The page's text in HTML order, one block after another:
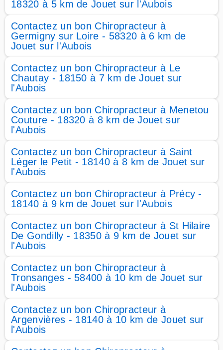
18320 à 5 km de Jouet sur l'Aubois
Contactez un bon Chiropracteur à
Germigny sur Loire - 58320 à 6 km de
Jouet sur l'Aubois
Contactez un bon Chiropracteur à Le
Chautay - 18150 à 7 km de Jouet sur
l'Aubois
Contactez un bon Chiropracteur à Menetou
Couture - 18320 à 8 km de Jouet sur
l'Aubois
Contactez un bon Chiropracteur à Saint
Léger le Petit - 18140 à 8 km de Jouet sur
l'Aubois
Contactez un bon Chiropracteur à Précy -
18140 à 9 km de Jouet sur l'Aubois
Contactez un bon Chiropracteur à St Hilaire
De Gondilly - 18350 à 9 km de Jouet sur
l'Aubois
Contactez un bon Chiropracteur à
Tronsanges - 58400 à 10 km de Jouet sur
l'Aubois
Contactez un bon Chiropracteur à
Argenvières - 18140 à 10 km de Jouet sur
l'Aubois